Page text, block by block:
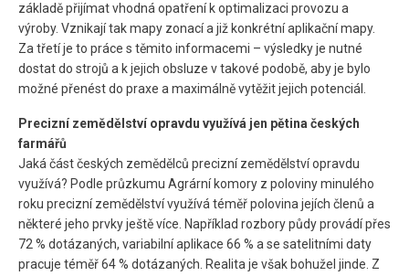
základě přijímat vhodná opatření k optimalizaci provozu a
výroby. Vznikají tak mapy zonací a již konkrétní aplikační mapy.
Za třetí je to práce s těmito informacemi – výsledky je nutné
dostat do strojů a k jejich obsluze v takové podobě, aby je bylo
možné přenést do praxe a maximálně vytěžit jejich potenciál.
Precizní zemědělství opravdu využívá jen pětina českých
farmářů
Jaká část českých zemědělců precizní zemědělství opravdu
využívá? Podle průzkumu Agrární komory z poloviny minulého
roku precizní zemědělství využívá téměř polovina jejích členů a
některé jeho prvky ještě více. Například rozbory půdy provádí přes
72 % dotázaných, variabilní aplikace 66 % a se satelitními daty
pracuje téměř 64 % dotázaných. Realita je však bohužel jinde. Z